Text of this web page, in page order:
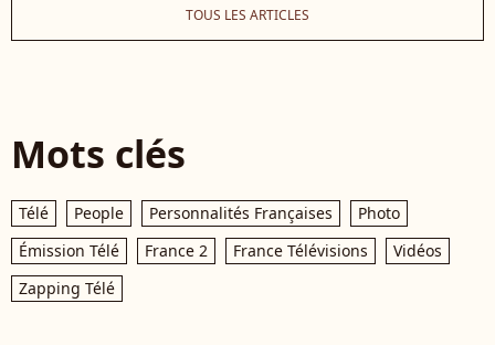
TOUS LES ARTICLES
Mots clés
Télé People Personnalités Françaises
Photo
Émission Télé
France 2 France Télévisions
Vidéos
Zapping Télé